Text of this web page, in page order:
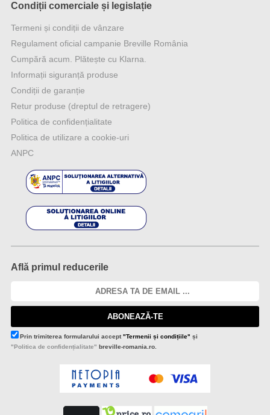
Condiții comerciale și legislație
Termeni și condiții de vânzare
Regulament oficial campanie Breville România
Cumpără acum. Plătește cu Klarna.
Informații siguranță produse
Condiții de garanție
Retur produse (dreptul de retragere)
Politica de confidențialitate
Politica de utilizare a cookie-uri
ANPC
Află primul reducerile
ABONEAZĂ-TE
Prin trimiterea formularului accept"Termenii și condițiile" și
"Politica de confidențialitate" breville-romania.ro.